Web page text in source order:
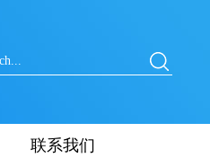
联系我们